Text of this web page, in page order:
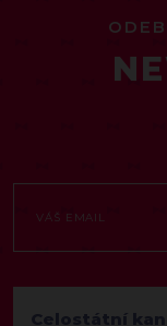
Celostátní